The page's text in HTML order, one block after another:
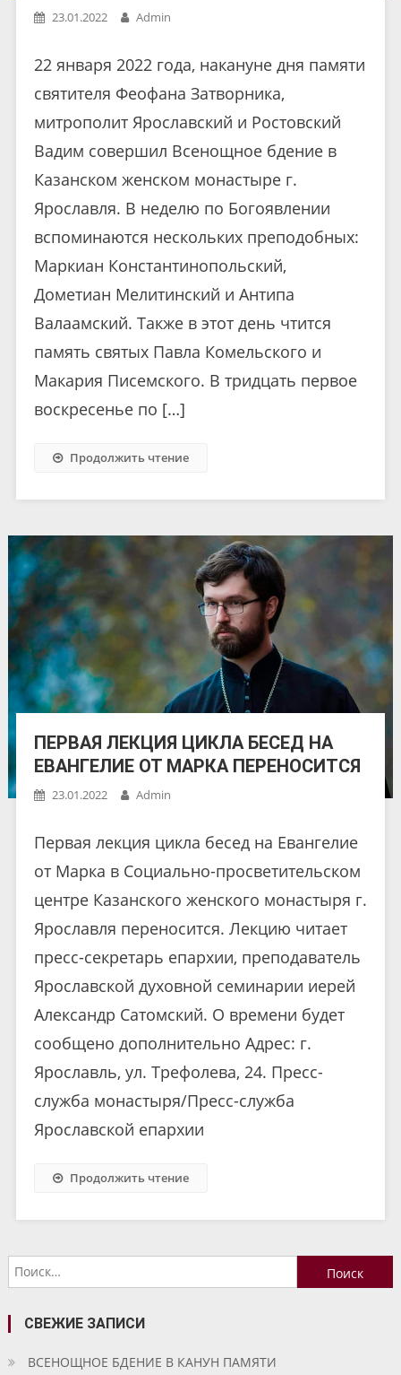
23.01.2022 Admin
22 января 2022 года, накануне дня памяти
святителя Феофана Затворника,
митрополит Ярославский и Ростовский
Вадим совершил Всенощное бдение в
Казанском женском монастыре г.
Ярославля. В неделю по Богоявлении
вспоминаются нескольких преподобных:
Маркиан Константинопольский,
Дометиан Мелитинский и Антипа
Валаамский. Также в этот день чтится
память святых Павла Комельского и
Макария Писемского. В тридцать первое
воскресенье по […]
Продолжить чтение
ПЕРВАЯ ЛЕКЦИЯ ЦИКЛА БЕСЕД НА
ЕВАНГЕЛИЕ ОТ МАРКА ПЕРЕНОСИТСЯ
23.01.2022 Admin
Первая лекция цикла бесед на Евангелие
от Марка в Социально-просветительском
центре Казанского женского монастыря г.
Ярославля переносится. Лекцию читает
пресс-секретарь епархии, преподаватель
Ярославской духовной семинарии иерей
Александр Сатомский. О времени будет
сообщено дополнительно Адрес: г.
Ярославль, ул. Трефолева, 24. Пресс-
служба монастыря/Пресс-служба
Ярославской епархии
Продолжить чтение
Найти:
СВЕЖИЕ ЗАПИСИ
ВСЕНОЩНОЕ БДЕНИЕ В КАНУН ПАМЯТИ